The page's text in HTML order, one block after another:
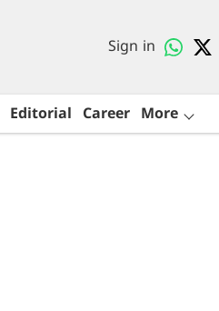
Sign in
Editorial Career More